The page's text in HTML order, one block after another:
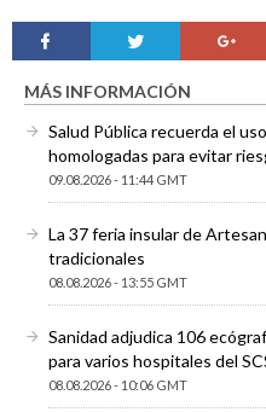
MÁS INFORMACIÓN
Salud Pública recuerda el
homologadas para evitar
09.08.2026 - 11:44 GMT
La 37 feria insular de
tradicionales
08.08.2026 - 13:55 GMT
Sanidad adjudica 106
para varios hospitales del
08.08.2026 - 10:06 GMT